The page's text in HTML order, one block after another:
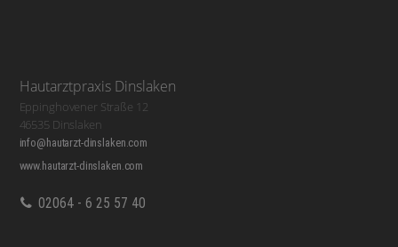
Hautarztpraxis Dinslaken
Eppinghovener Straße 12
46535 Dinslaken
info@hautarzt-dinslaken.com
www.hautarzt-dinslaken.com
02064 - 6 25 57 40